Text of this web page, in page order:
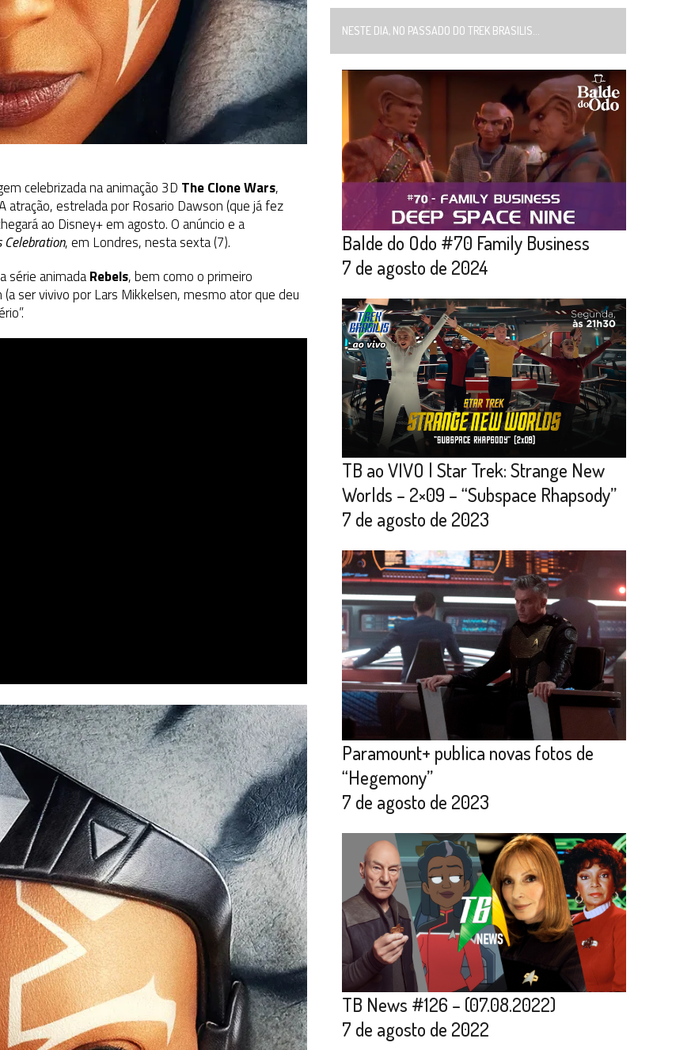
celebrizada na animação 3D The Clone Wars,
estrelada por Rosario Dawson (que já fez
ao Disney+ em agosto. O anúncio e a
Celebration, em Londres, nesta sexta (7).
série animadaRebels, bem como o primeiro
ser vivivo por Lars Mikkelsen, mesmo ator que deu
NESTE DIA, NO PASSADO DO TREK BRASILIS...
Balde do Odo #70 Family Business
7 de agosto de 2024
TB ao VIVO | Star Trek: Strange New
Worlds – 2×09 – “Subspace Rhapsody”
7 de agosto de 2023
Paramount+ publica novas fotos de
“Hegemony”
7 de agosto de 2023
TB News #126 – (07.08.2022)
7 de agosto de 2022